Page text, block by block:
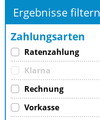
Ergebnisse filtern
Zahlungsarten
Ratenzahlung
Klarna
Rechnung
Vorkasse